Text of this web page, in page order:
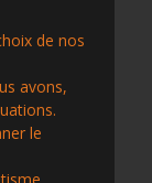
de nos
avons,
le